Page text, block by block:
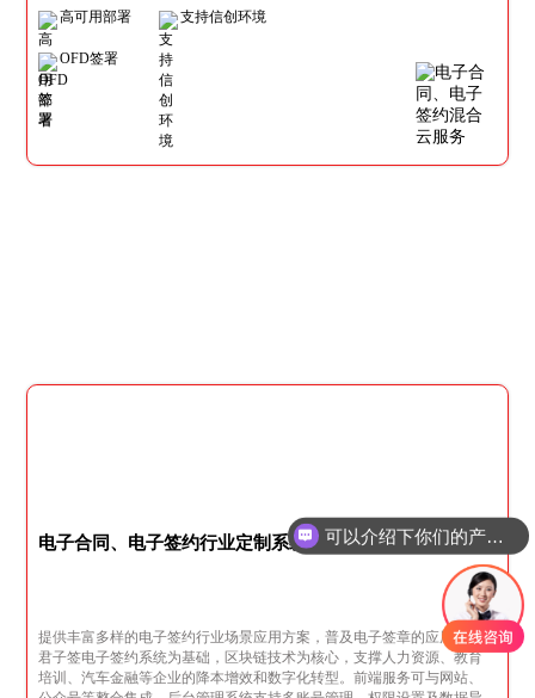
高可用部署 支持信创环境
OFD签署
电子合同、电子签约行业定制系统
提供丰富多样的电子签约行业场景应用方案，普及电子签章的应用，以
君子签电子签约系统为基础，区块链技术为核心，支撑人力资源、教育
培训、汽车金融等企业的降本增效和数字化转型。前端服务可与网站、
可以介绍下你们的产品么